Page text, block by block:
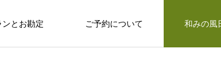
とお勘定 ご予約について 和みの風